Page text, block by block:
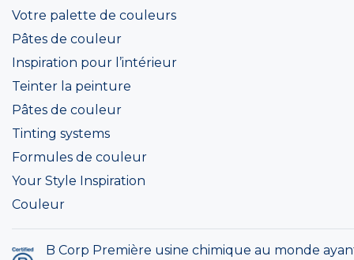
Votre palette de couleurs
Pâtes de couleur
Inspiration pour l’intérieur
Teinter la peinture
Pâtes de couleur
Tinting systems
Formules de couleur
Your Style Inspiration
Couleur
B Corp Première usine chimique au monde